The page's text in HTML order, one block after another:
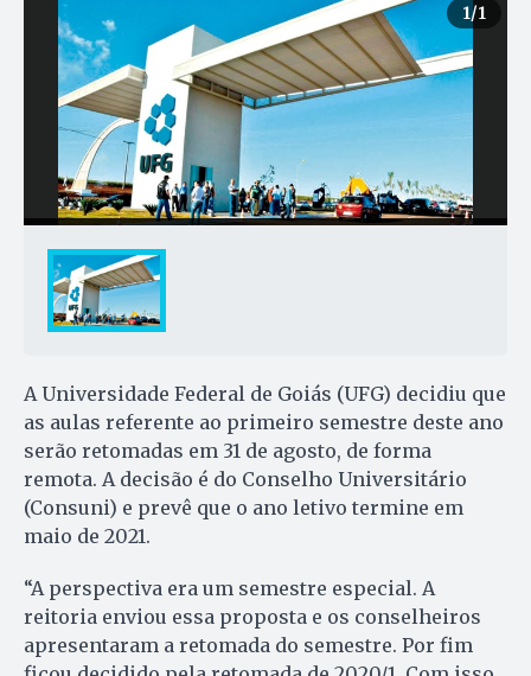
1/1
A Universidade Federal de Goiás (UFG) decidiu que
as aulas referente ao primeiro semestre deste ano
serão retomadas em 31 de agosto, de forma
remota. A decisão é do Conselho Universitário
(Consuni) e prevê que o ano letivo termine em
maio de 2021.
“A perspectiva era um semestre especial. A
reitoria enviou essa proposta e os conselheiros
apresentaram a retomada do semestre. Por fim